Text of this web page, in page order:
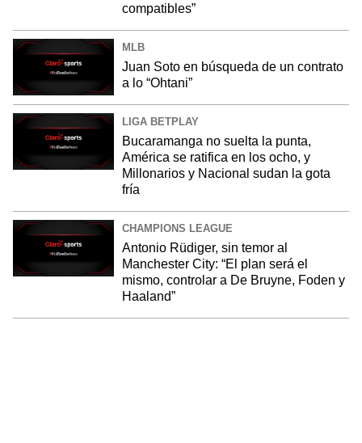
compatibles”
MLB
Juan Soto en búsqueda de un contrato
a lo “Ohtani”
LIGA BETPLAY
Bucaramanga no suelta la punta,
América se ratifica en los ocho, y
Millonarios y Nacional sudan la gota
fría
CHAMPIONS LEAGUE
Antonio Rüdiger, sin temor al
Manchester City: “El plan será el
mismo, controlar a De Bruyne, Foden y
Haaland”